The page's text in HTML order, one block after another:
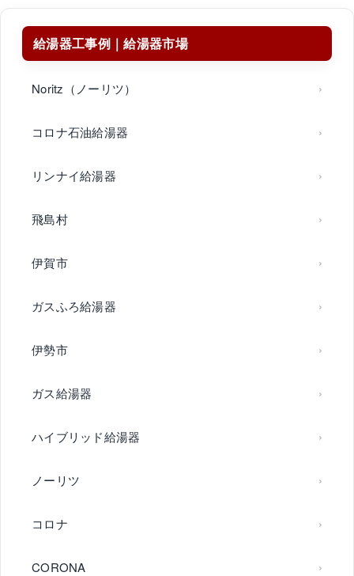
給湯器工事例｜給湯器市場
Noritz（ノーリツ）
コロナ石油給湯器
リンナイ給湯器
飛島村
伊賀市
ガスふろ給湯器
伊勢市
ガス給湯器
ハイブリッド給湯器
ノーリツ
コロナ
CORONA